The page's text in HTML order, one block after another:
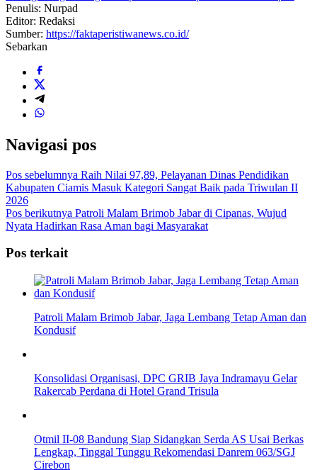
Penulis: Nurpad
Editor: Redaksi
Sumber: https://faktaperistiwanews.co.id/
Sebarkan
Navigasi pos
Pos sebelumnya Raih Nilai 97,89, Pelayanan Dinas Pendidikan
Kabupaten Ciamis Masuk Kategori Sangat Baik pada Triwulan II
2026
Pos berikutnya Patroli Malam Brimob Jabar di Cipanas, Wujud
Nyata Hadirkan Rasa Aman bagi Masyarakat
Pos terkait
Patroli Malam Brimob Jabar, Jaga Lembang Tetap Aman dan
Kondusif
Konsolidasi Organisasi, DPC GRIB Jaya Indramayu Gelar
Rakercab Perdana di Hotel Grand Trisula
Otmil II-08 Bandung Siap Sidangkan Serda AS Usai Berkas
Lengkap, Tinggal Tunggu Rekomendasi Danrem 063/SGJ
Cirebon